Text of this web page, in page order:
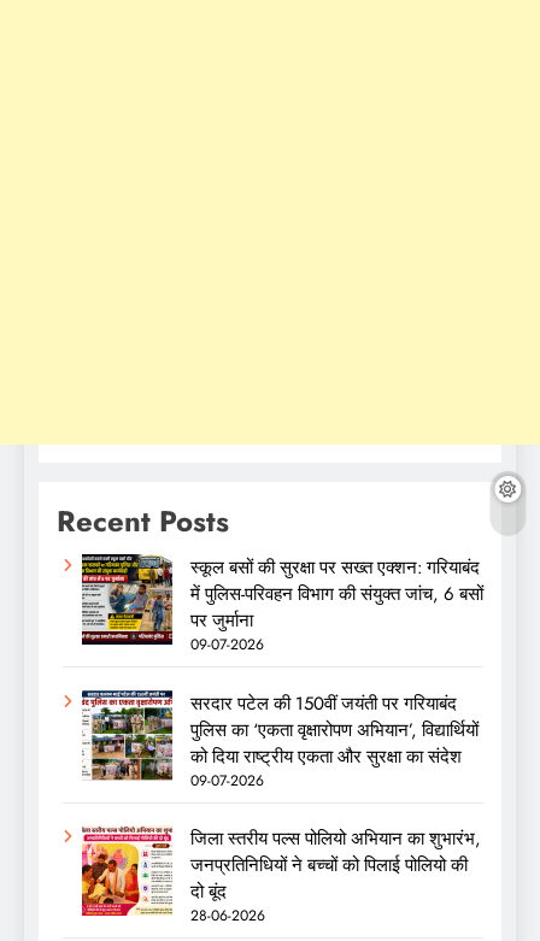
Recent Posts
स्कूल बसों की सुरक्षा पर सख्त एक्शन: गरियाबंद
में पुलिस-परिवहन विभाग की संयुक्त जांच, 6 बसों
पर जुर्माना
09-07-2026
सरदार पटेल की 150वीं जयंती पर गरियाबंद
पुलिस का ‘एकता वृक्षारोपण अभियान’, विद्यार्थियों
को दिया राष्ट्रीय एकता और सुरक्षा का संदेश
09-07-2026
जिला स्तरीय पल्स पोलियो अभियान का शुभारंभ,
जनप्रतिनिधियों ने बच्चों को पिलाई पोलियो की
दो बूंद
28-06-2026